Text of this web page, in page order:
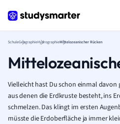
SchuleGeographieHydrographieMittelozeanischer Rücken
Vielleicht hast Du schon einmal
aus denen die Erdkruste besteht, ins
schmelzen. Das klingt im ersten
müsste die Erdoberfläche ja immer